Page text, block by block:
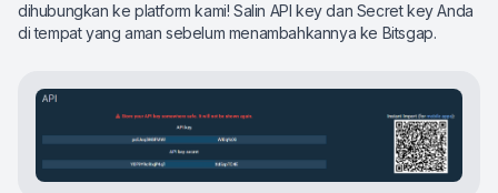
dihubungkan ke platform kami! Salin API key dan Secret key Anda
di tempat yang aman sebelum menambahkannya ke Bitsgap.